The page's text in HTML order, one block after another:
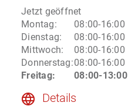
Jetzt geöffnet
Montag:
08:00-16:00
Dienstag:
08:00-16:00
Mittwoch:
08:00-16:00
Donnerstag:08:00-16:00
Freitag: 08:00-13:00
Details